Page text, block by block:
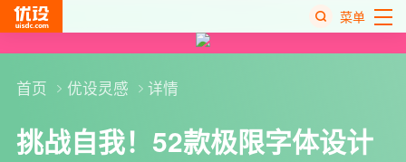
菜单
首页 优设灵感 详情
挑战自我！52款极限字体设计